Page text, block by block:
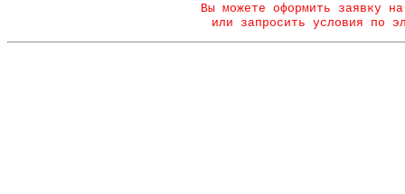
Вы можете оформить заявку
или запросить условия по